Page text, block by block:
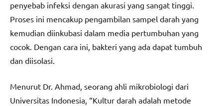
penyebab infeksi dengan akurasi yang sangat tinggi.
Proses ini mencakup pengambilan sampel darah yang
kemudian diinkubasi dalam media pertumbuhan yang
cocok. Dengan cara ini, bakteri yang ada dapat tumbuh
dan diisolasi.
Menurut Dr. Ahmad, seorang ahli mikrobiologi dari
Universitas Indonesia, “Kultur darah adalah metode